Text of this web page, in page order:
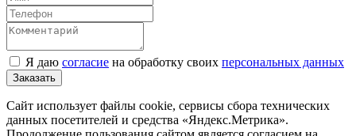
Я даю согласие на обработку своих персональных данных
Сайт использует файлы cookie, сервисы сбора технических
данных посетителей и средства «Яндекс.Метрика».